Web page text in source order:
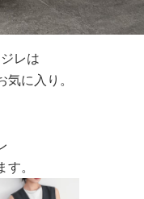
レは
に入り。
。